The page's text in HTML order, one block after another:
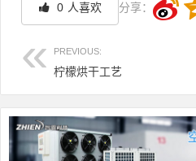
0 人喜欢 分享：
PREVIOUS:
柠檬烘干工艺
文章导航